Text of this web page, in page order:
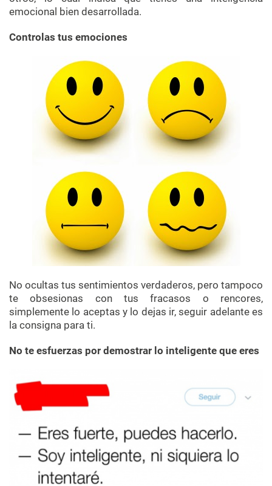
emocional bien desarrollada.
Controlas tus emociones
No ocultas tus sentimientos verdaderos, pero tampoco
te obsesionas con tus fracasos o rencores,
simplemente lo aceptas y lo dejas ir, seguir adelante es
la consigna para ti.
No te esfuerzas por demostrar lo inteligente que eres